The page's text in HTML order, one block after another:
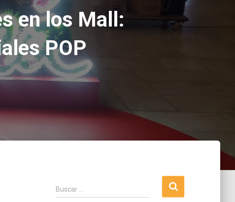
en los Mall:
POP
Buscar …